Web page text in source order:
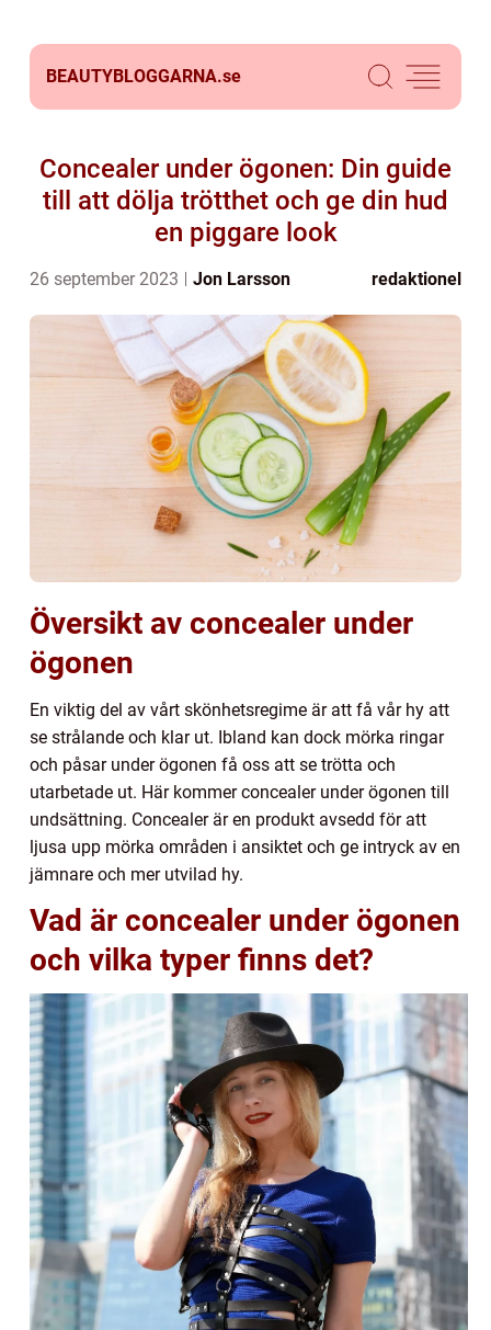
BEAUTYBLOGGARNA.se
Concealer under ögonen: Din guide
till att dölja trötthet och ge din hud
en piggare look
26 september 2023 Jon Larsson redaktionel
Översikt av concealer under
ögonen
En viktig del av vårt skönhetsregime är att få vår hy att
se strålande och klar ut. Ibland kan dock mörka ringar
och påsar under ögonen få oss att se trötta och
utarbetade ut. Här kommer concealer under ögonen till
undsättning. Concealer är en produkt avsedd för att
ljusa upp mörka områden i ansiktet och ge intryck av en
jämnare och mer utvilad hy.
Vad är concealer under ögonen
och vilka typer finns det?